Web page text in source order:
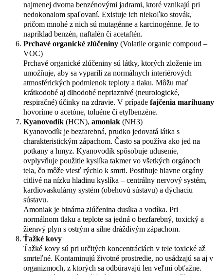
najmenej dvoma benzénovými jadrami, ktoré vznikajú pri
nedokonalom spaľovaní. Existuje ich niekoľko stovák,
pričom mnohé z nich sú mutagénne a karcinogénne. Je to
napríklad benzén, naftalén či acetaftén.
Prchavé organické zlúčeniny (Volatile organic compoud –
VOC)
Prchavé organické zlúčeniny sú látky, ktorých zloženie im
umožňuje, aby sa vyparili za normálnych interiérových
atmosférických podmienok teploty a tlaku. Môžu mať
krátkodobé aj dlhodobé nepriaznivé (neurologické,
respiračné) účinky na zdravie. V prípade fajčenia marihuany
hovoríme o acetóne, toluéne či etylbenzéne.
Kyanovodík (HCN), amoniak (NH3)
Kyanovodík je bezfarebná, prudko jedovatá látka s
charakteristickým zápachom. Často sa používa ako jed na
potkany a hmyz. Kyanovodík spôsobuje udusenie,
ovplyvňuje použitie kyslíka takmer vo všetkých orgánoch
tela, čo môže viesť rýchlo k smrti. Postihuje hlavne orgány
citlivé na nízku hladinu kyslíka – centrálny nervový systém,
kardiovaskulárny systém (obehovú sústavu) a dýchaciu
sústavu.
Amoniak je binárna zlúčenina dusíka a vodíka. Pri
normálnom tlaku a teplote sa jedná o bezfarebný, toxický a
žieravý plyn s ostrým a silne dráždivým zápachom.
Ťažké kovy
Ťažké kovy sú pri určitých koncentráciách v tele toxické až
smrteľné. Kontaminujú životné prostredie, no usádzajú sa aj v
organizmoch, z ktorých sa odbúravajú len veľmi obťažne.